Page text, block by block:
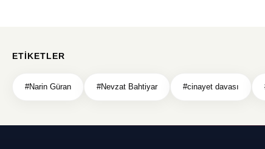
ETIKETLER
#Narin Güran #Nevzat Bahtiyar #cinayet davası